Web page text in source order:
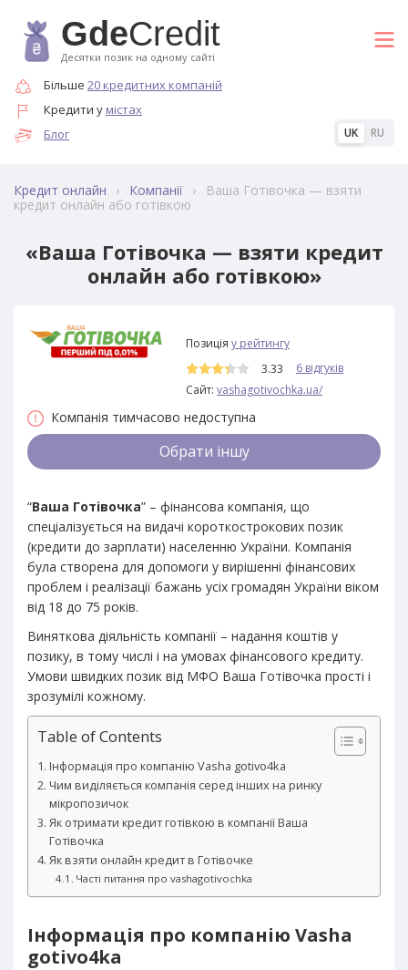
GdeCredit
Десятки позик на одному сайті
Більше 20 кредитних компаній
Кредити у містах
Блог
UK RU
Кредит онлайн › Компанії ›
Ваша Готівочка — взяти
кредит онлайн або готівкою
«Ваша Готівочка — взяти кредит
онлайн або готівкою»
Позиція у рейтингу
3.33
6 відгуків
Сайт: vashagotivochka.ua/
Компанія тимчасово недоступна
Обрати іншу
“Ваша Готівочка” – фінансова компанія, що
спеціалізується на видачі короткострокових позик
(кредити до зарплати) населенню України. Компанія
була створена для допомоги у вирішенні фінансових
проблем і реалізації бажань усіх громадян України віком
від 18 до 75 років.
Виняткова діяльність компанії – надання коштів у
позику, в тому числі і на умовах фінансового кредиту.
Умови швидких позик від МФО Ваша Готівочка прості і
зрозумілі кожному.
Table of Contents
Інформація про компанію Vasha gotivo4ka
Чим виділяється компанія серед інших на ринку
мікропозичок
Як отримати кредит готівкою в компанії Ваша
Готівочка
Як взяти онлайн кредит в Готівочке
Часті питання про vashagotivochka
Інформація про компанію Vasha
gotivo4ka